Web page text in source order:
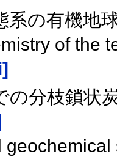
系の有機地
of the
の分枝鎖状